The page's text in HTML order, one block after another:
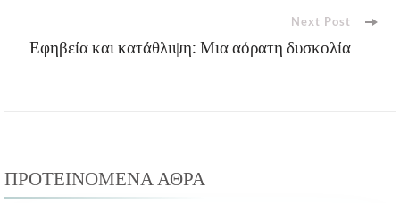
Next Post
Εφηβεία και κατάθλιψη: Μια αόρατη δυσκολία
ΠΡΟΤΕΙΝΌΜΕΝΑ ΆΘΡΑ